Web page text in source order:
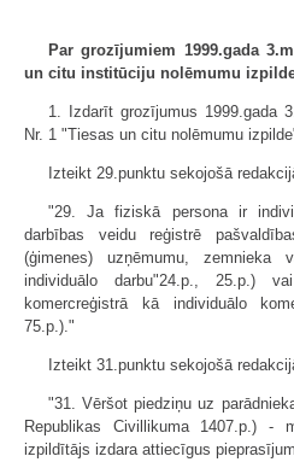
Par grozījumiem 1999.gada
un citu institūciju nolēmumu
1. Izdarīt grozījumus 1999.gada
Nr. 1 "Tiesas un citu nolēmumu
Izteikt 29.punktu sekojošā
"29. Ja fiziskā persona ir
darbības veidu reģistrē
(ģimenes) uzņēmumu, zemnieka
individuālo darbu"24.p., 25.p.)
komercreģistrā kā individuālo
75.p.)."
Izteikt 31.punktu sekojošā
"31. Vēršot piedziņu uz
Republikas Civillikuma 1407.p.) -
izpildītājs izdara attiecīgus